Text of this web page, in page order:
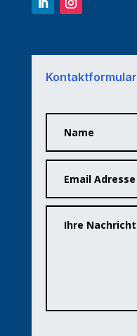
Kontaktformular